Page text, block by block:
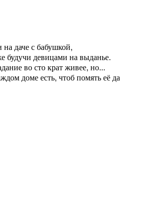
даче с бабушкой,
будучи девицами на выданье.
во сто крат живее, но...
доме есть, чтоб помять её да